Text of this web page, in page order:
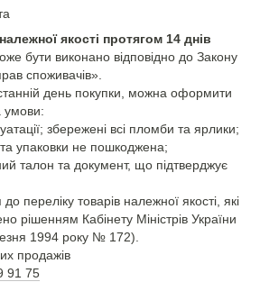
якості протягом 14 днів
бути виконано відповідно до Закону
споживачів».
день покупки, можна оформити
умови:
збережені всі пломби та ярлики;
та упаковки не пошкоджена;
талон та документ, що підтверджує
переліку товарів належної якості, які
рішенням Кабінету Міністрів України
1994 року № 172).
продажів
91 75